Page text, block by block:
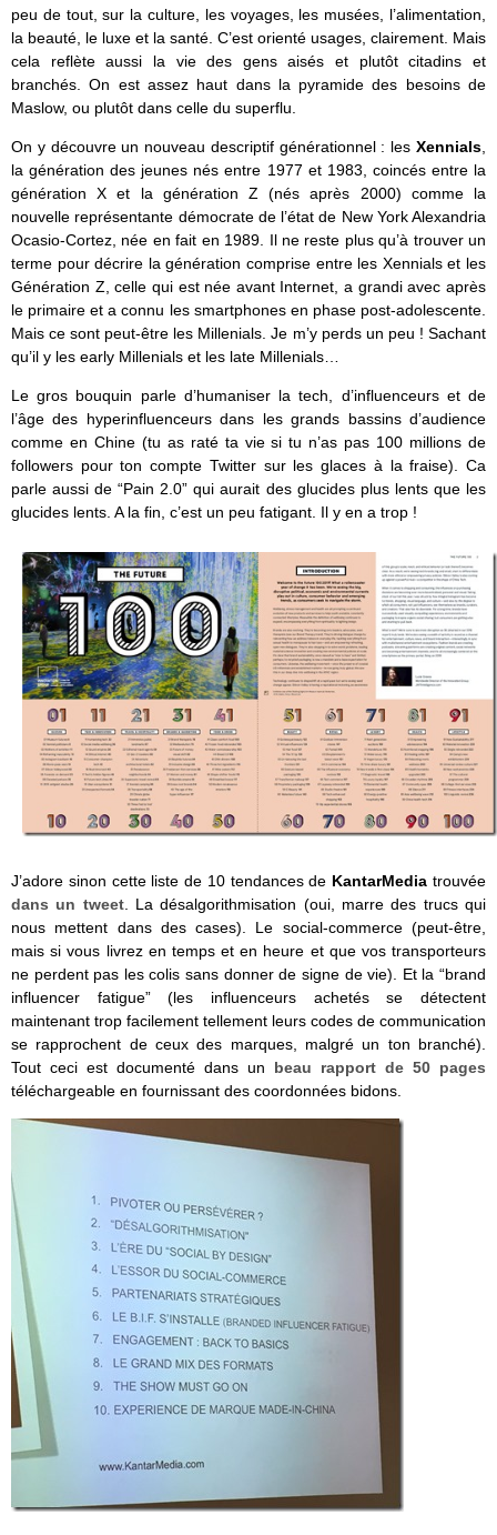
peu de tout, sur la culture, les voyages, les musées, l’alimentation,
la beauté, le luxe et la santé. C’est orienté usages, clairement. Mais
cela reflète aussi la vie des gens aisés et plutôt citadins et
branchés. On est assez haut dans la pyramide des besoins de
Maslow, ou plutôt dans celle du superflu.
On y découvre un nouveau descriptif générationnel : les Xennials,
la génération des jeunes nés entre 1977 et 1983, coincés entre la
génération X et la génération Z (nés après 2000) comme la
nouvelle représentante démocrate de l’état de New York Alexandria
Ocasio-Cortez, née en fait en 1989. Il ne reste plus qu’à trouver un
terme pour décrire la génération comprise entre les Xennials et les
Génération Z, celle qui est née avant Internet, a grandi avec après
le primaire et a connu les smartphones en phase post-adolescente.
Mais ce sont peut-être les Millenials. Je m’y perds un peu ! Sachant
qu’il y les early Millenials et les late Millenials…
Le gros bouquin parle d’humaniser la tech, d’influenceurs et de
l’âge des hyperinfluenceurs dans les grands bassins d’audience
comme en Chine (tu as raté ta vie si tu n’as pas 100 millions de
followers pour ton compte Twitter sur les glaces à la fraise). Ca
parle aussi de “Pain 2.0” qui aurait des glucides plus lents que les
glucides lents. A la fin, c’est un peu fatigant. Il y en a trop !
J’adore sinon cette liste de 10 tendances de KantarMediatrouvée
dans un tweet. La désalgorithmisation (oui, marre des trucs qui
nous mettent dans des cases). Le social-commerce (peut-être,
mais si vous livrez en temps et en heure et que vos transporteurs
ne perdent pas les colis sans donner de signe de vie). Et la “brand
influencer fatigue” (les influenceurs achetés se détectent
maintenant trop facilement tellement leurs codes de communication
se rapprochent de ceux des marques, malgré un ton branché).
Tout ceci est documenté dans un beau rapport de 50 pages
téléchargeable en fournissant des coordonnées bidons.